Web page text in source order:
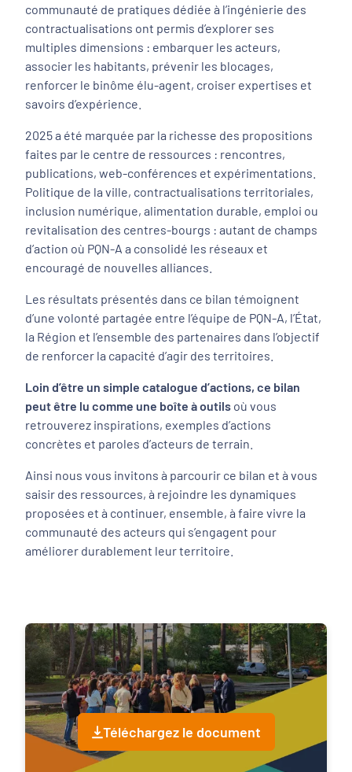
communauté de pratiques dédiée à l’ingénierie des
contractualisations ont permis d’explorer ses
multiples dimensions : embarquer les acteurs,
associer les habitants, prévenir les blocages,
renforcer le binôme élu-agent, croiser expertises et
savoirs d’expérience.
2025 a été marquée par la richesse des propositions
faites par le centre de ressources : rencontres,
publications, web-conférences et expérimentations.
Politique de la ville, contractualisations territoriales,
inclusion numérique, alimentation durable, emploi ou
revitalisation des centres-bourgs : autant de champs
d’action où PQN-A a consolidé les réseaux et
encouragé de nouvelles alliances.
Les résultats présentés dans ce bilan témoignent
d’une volonté partagée entre l’équipe de PQN-A, l’État,
la Région et l’ensemble des partenaires dans l’objectif
de renforcer la capacité d’agir des territoires.
Loin d’être un simple catalogue d’actions, ce bilan
peut être lu comme une boîte à outils où vous
retrouverez inspirations, exemples d’actions
concrètes et paroles d’acteurs de terrain.
Ainsi nous vous invitons à parcourir ce bilan et à vous
saisir des ressources, à rejoindre les dynamiques
proposées et à continuer, ensemble, à faire vivre la
communauté des acteurs qui s’engagent pour
améliorer durablement leur territoire.
Téléchargez le document